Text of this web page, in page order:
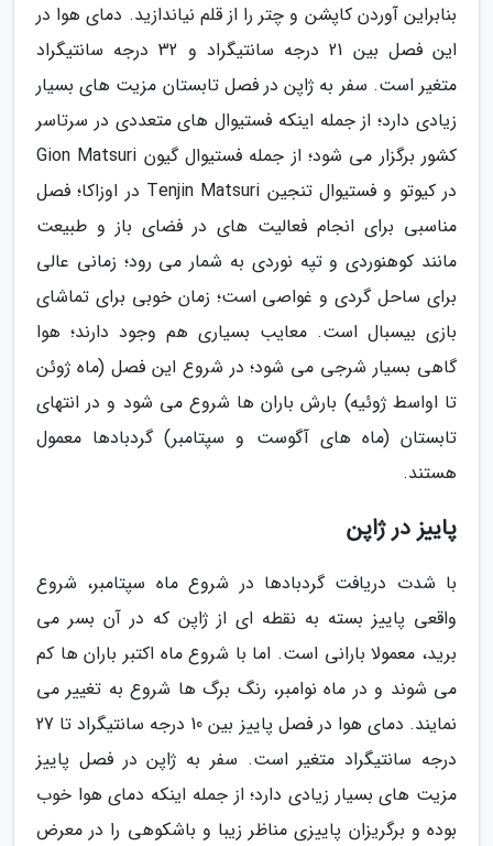
بنابراین آوردن کاپشن و چتر را از قلم نیاندازید. دمای هوا در
این فصل بین 21 درجه سانتیگراد و 32 درجه سانتیگراد
متغیر است. سفر به ژاپن در فصل تابستان مزیت های بسیار
زیادی دارد؛ از جمله اینکه فستیوال های متعددی در سرتاسر
کشور برگزار می شود؛ از جمله فستیوال گیون Gion Matsuri
در کیوتو و فستیوال تنجین Tenjin Matsuri در اوزاکا؛ فصل
مناسبی برای انجام فعالیت های در فضای باز و طبیعت
مانند کوهنوردی و تپه نوردی به شمار می رود؛ زمانی عالی
برای ساحل گردی و غواصی است؛ زمان خوبی برای تماشای
بازی بیسبال است. معایب بسیاری هم وجود دارند؛ هوا
گاهی بسیار شرجی می شود؛ در شروع این فصل (ماه ژوئن
تا اواسط ژوئیه) بارش باران ها شروع می شود و در انتهای
تابستان (ماه های آگوست و سپتامبر) گردبادها معمول
هستند.
پاییز در ژاپن
با شدت دریافت گردبادها در شروع ماه سپتامبر، شروع
واقعی پاییز بسته به نقطه ای از ژاپن که در آن بسر می
برید، معمولا بارانی است. اما با شروع ماه اکتبر باران ها کم
می شوند و در ماه نوامبر، رنگ برگ ها شروع به تغییر می
نمایند. دمای هوا در فصل پاییز بین 10 درجه سانتیگراد تا 27
درجه سانتیگراد متغیر است. سفر به ژاپن در فصل پاییز
مزیت های بسیار زیادی دارد؛ از جمله اینکه دمای هوا خوب
بوده و برگریزان پاییزی مناظر زیبا و باشکوهی را در معرض